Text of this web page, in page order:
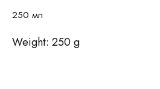
250 мл
Weight: 250 g